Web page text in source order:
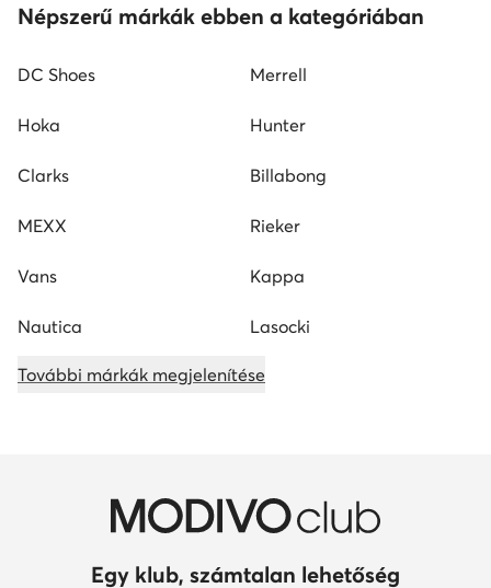
Népszerű márkák ebben a kategóriában
DC Shoes Merrell
Hoka Hunter
Clarks Billabong
MEXX Rieker
Vans Kappa
Nautica Lasocki
További márkák megjelenítése
Egy klub, számtalan lehetőség